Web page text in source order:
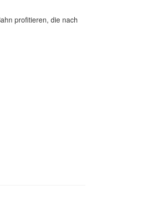
profitieren, die nach